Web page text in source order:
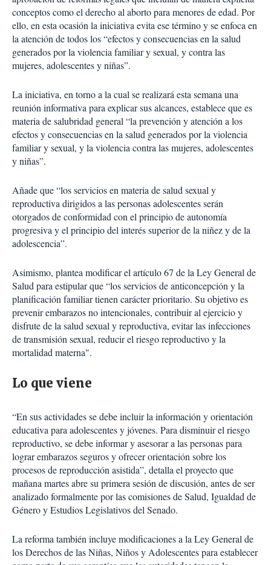
conceptos como el derecho al aborto para menores de edad. Por
ello, en esta ocasión la iniciativa evita ese término y se enfoca en
la atención de todos los “efectos y consecuencias en la salud
generados por la violencia familiar y sexual, y contra las
mujeres, adolescentes y niñas”.
La iniciativa, en torno a la cual se realizará esta semana una
reunión informativa para explicar sus alcances, establece que es
materia de salubridad general “la prevención y atención a los
efectos y consecuencias en la salud generados por la violencia
familiar y sexual, y la violencia contra las mujeres, adolescentes
y niñas”.
Añade que “los servicios en materia de salud sexual y
reproductiva dirigidos a las personas adolescentes serán
otorgados de conformidad con el principio de autonomía
progresiva y el principio del interés superior de la niñez y de la
adolescencia”.
Asimismo, plantea modificar el artículo 67 de la Ley General de
Salud para estipular que “los servicios de anticoncepción y la
planificación familiar tienen carácter prioritario. Su objetivo es
prevenir embarazos no intencionales, contribuir al ejercicio y
disfrute de la salud sexual y reproductiva, evitar las infecciones
de transmisión sexual, reducir el riesgo reproductivo y la
mortalidad materna".
Lo que viene
“En sus actividades se debe incluir la información y orientación
educativa para adolescentes y jóvenes. Para disminuir el riesgo
reproductivo, se debe informar y asesorar a las personas para
lograr embarazos seguros y ofrecer orientación sobre los
procesos de reproducción asistida”, detalla el proyecto que
mañana martes abre su primera sesión de discusión, antes de ser
analizado formalmente por las comisiones de Salud, Igualdad de
Género y Estudios Legislativos del Senado.
La reforma también incluye modificaciones a la Ley General de
los Derechos de las Niñas, Niños y Adolescentes para establecer